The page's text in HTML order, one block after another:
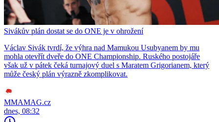
Sivákův plán dostat se do ONE je v ohrožení
Václav Sivák tvrdí, že výhra nad Mamukou Usubyanem by mu
mohla otevřít dveře do ONE Championship. Ruského postojáře
však už v pátek čeká turnajový duel s Maratem Grigorianem, který
může český plán výrazně zkomplikovat.
MMAMAG.cz
dnes, 08:32